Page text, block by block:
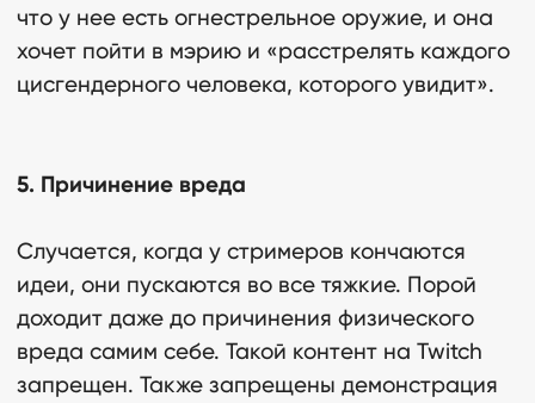
что у нее есть огнестрельное оружие, и она
хочет пойти в мэрию и «расстрелять каждого
цисгендерного человека, которого увидит».
5. Причинение вреда
Случается, когда у стримеров кончаются
идеи, они пускаются во все тяжкие. Порой
доходит даже до причинения физического
вреда самим себе. Такой контент на Twitch
запрещен. Также запрещены демонстрация